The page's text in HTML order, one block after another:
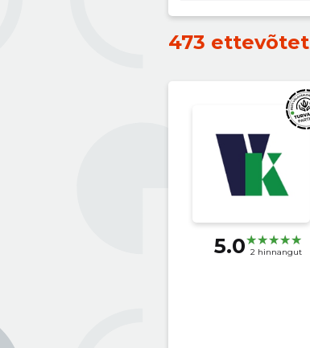
473 ettevõtet
5.0 2 hinnangut